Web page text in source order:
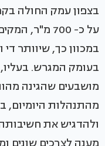
בצפון עמק החולה
על כ- 700
במכוון כך, שיוותר
בעומק המגרש. בעליו,
מושבעים שהגינה
מהתנהלות
ולהדגיש את